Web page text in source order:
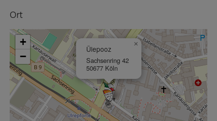
Ort
Ülepooz
Sachsenring 42
50677 Köln
×
+
−